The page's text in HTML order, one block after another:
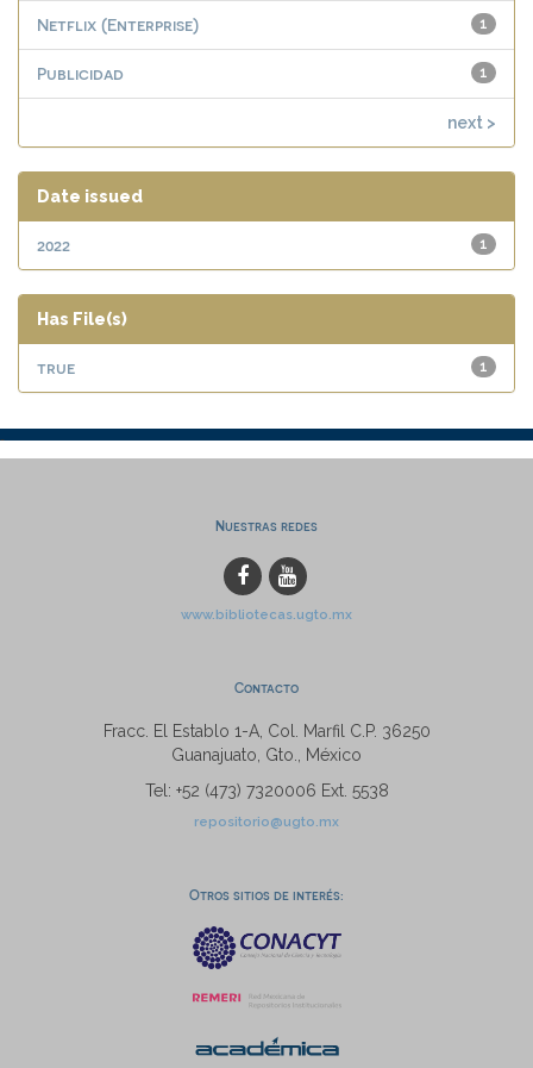
1
Netflix (Enterprise)
1
Publicidad
next >
Date issued
1
2022
Has File(s)
1
true
Nuestras redes
www.bibliotecas.ugto.mx
Contacto
Fracc. El Establo 1-A, Col. Marfil C.P. 36250
Guanajuato, Gto., México
Tel: +52 (473) 7320006 Ext. 5538
repositorio@ugto.mx
Otros sitios de interés: